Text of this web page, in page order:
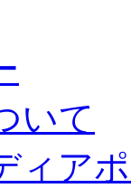
いて
ィア